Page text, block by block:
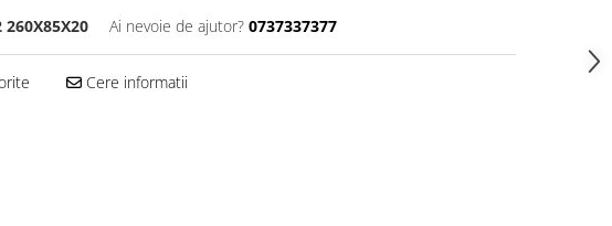
260X85X20 Ai nevoie de ajutor? 0737337377
Cere informatii